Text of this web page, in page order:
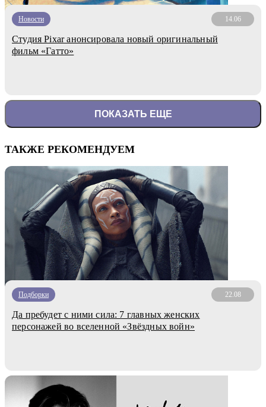
Новости 14.06
Студия Pixar анонсировала новый оригинальный
фильм «Гатто»
ПОКАЗАТЬ ЕЩЕ
ТАКЖЕ РЕКОМЕНДУЕМ
Подборки 22.08
Да пребудет с ними сила: 7 главных женских
персонажей во вселенной «Звёздных войн»